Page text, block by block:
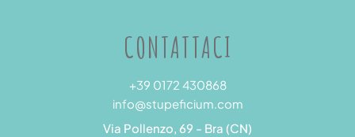
CONTATTACI
+39 0172 430868
info@stupeficium.com
Via Pollenzo, 69 - Bra (CN)